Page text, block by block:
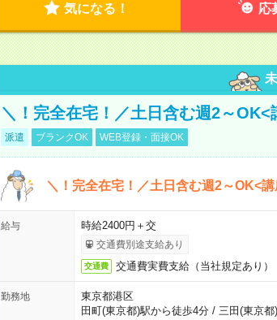
気になる！ 応
＼！完全在宅！／土日含む週2～OK<
派遣 ブランクOK WEB登録・面接OK
＼！完全在宅！／土日含む週2～OK<
給与 時給2400円＋交
交通費別途支給あり
交通費 交通費実費支給（当社規定あり）
勤務地
東京都港区
田町(東京都)駅から徒歩4分/ 三田(東京